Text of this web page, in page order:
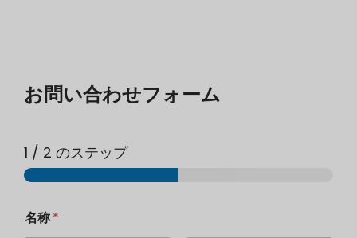
お問い合わせフォーム
1 / 2 のステップ
名称*